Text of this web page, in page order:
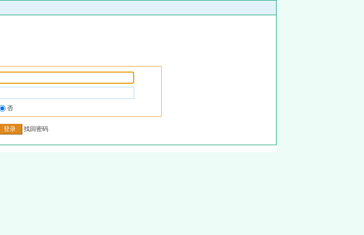
否
找回密码